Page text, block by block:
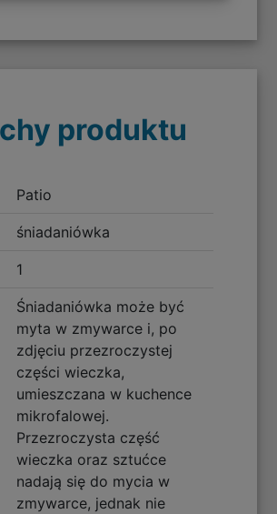
produktu
Patio
śniadaniówka
1
Śniadaniówka może być
myta w zmywarce i, po
zdjęciu przezroczystej
części wieczka,
umieszczana w kuchence
mikrofalowej.
Przezroczysta część
wieczka oraz sztućce
nadają się do mycia w
zmywarce, jednak nie